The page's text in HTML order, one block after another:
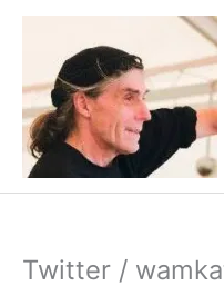
Twitter /